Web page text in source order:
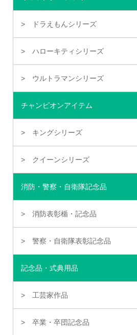
ドラえもんシリーズ
ハローキティシリーズ
ウルトラマンシリーズ
チャンピオンアイテム
キングシリーズ
クイーンシリーズ
消防・警察・自衛隊記念品
消防表彰楯・記念品
警察・自衛隊表彰記念品
記念品・式典用品
工芸家作品
卒業・卒団記念品